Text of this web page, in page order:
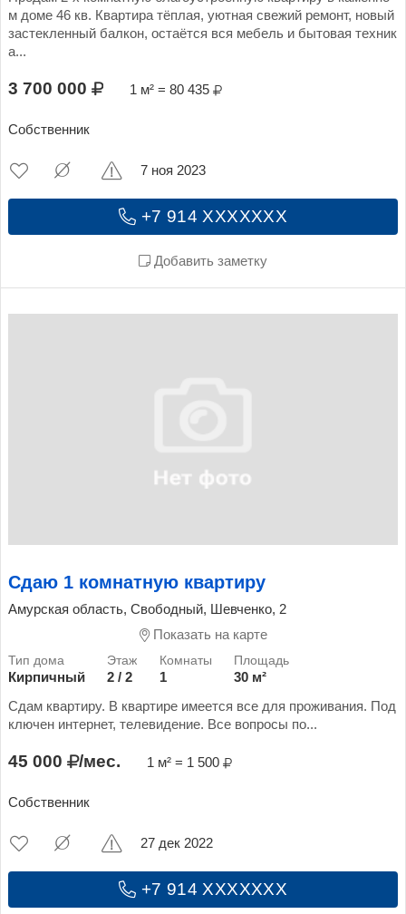
м доме 46 кв. Квартира тёплая, уютная свежий ремонт, новый
застекленный балкон, остаётся вся мебель и бытовая техник
а...
3 700 000 1 м² = 80 435
Собственник
+7 914 XXXXXXX
Добавить заметку
7 ноя 2023
Сдаю 1 комнатную квартиру
Амурская область, Свободный, Шевченко, 2
Показать на карте
Кирпичный 2 / 2 1
30 м²
Сдам квартиру. В квартире имеется все для проживания. Под
ключен интернет, телевидение. Все вопросы по...
45 000 /мес. 1 м² = 1 500
Собственник
+7 914 XXXXXXX
27 дек 2022